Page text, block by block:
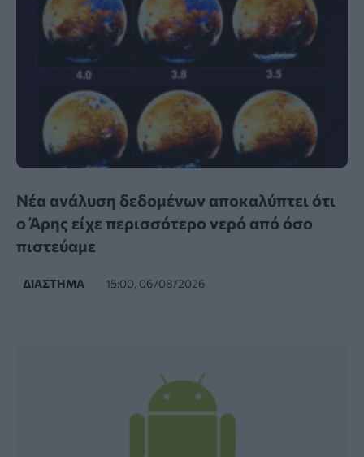
Νέα ανάλυση δεδομένων αποκαλύπτει ότι
ο Άρης είχε περισσότερο νερό από όσο
πιστεύαμε
ΔΙΆΣΤΗΜΑ 15:00, 06/08/2026